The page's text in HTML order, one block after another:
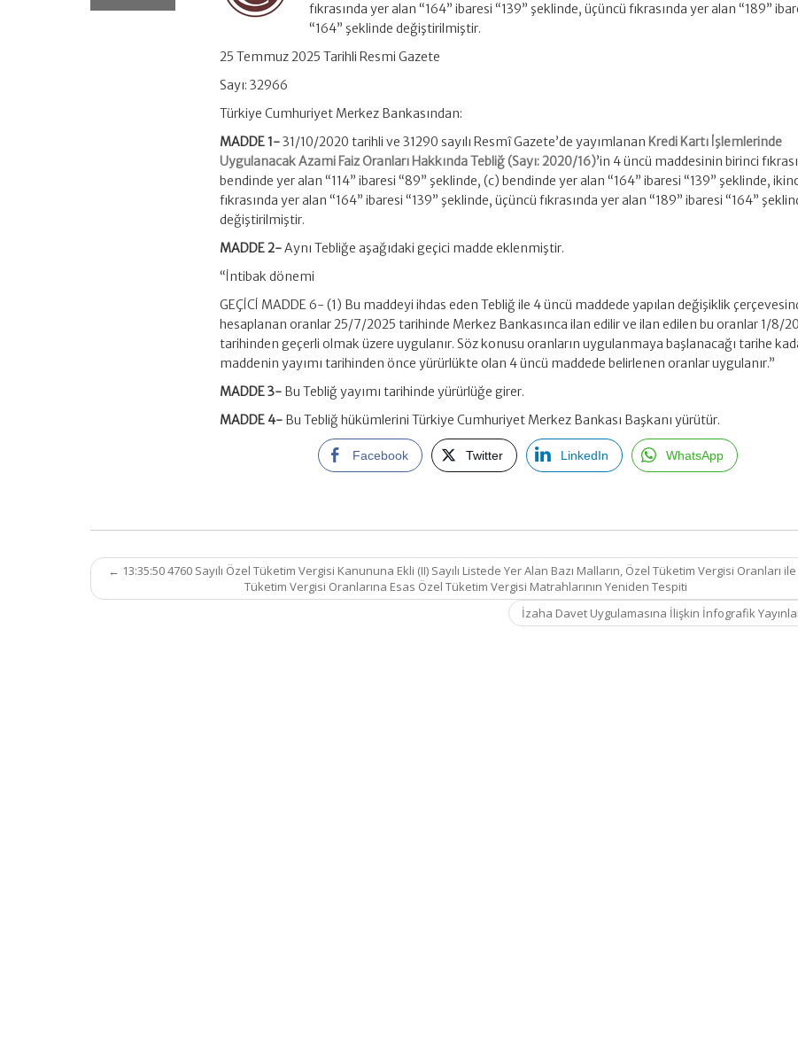
fıkrasında yer alan “164” ibaresi “139” şeklinde, üçüncü fıkrasında yer alan “189”
“164” şeklinde değiştirilmiştir.
25 Temmuz 2025 Tarihli Resmi Gazete
Sayı: 32966
Türkiye Cumhuriyet Merkez Bankasından:
MADDE 1-31/10/2020 tarihli ve 31290 sayılı Resmî Gazete’de yayımlanan Kredi Kartı İşlemlerinde
Uygulanacak Azami Faiz Oranları Hakkında Tebliğ (Sayı: 2020/16)’in 4 üncü maddesinin birinci
bendinde yer alan “114” ibaresi “89” şeklinde, (c) bendinde yer alan “164” ibaresi “139” şeklinde,
fıkrasında yer alan “164” ibaresi “139” şeklinde, üçüncü fıkrasında yer alan “189” ibaresi “164”
değiştirilmiştir.
MADDE 2-Aynı Tebliğe aşağıdaki geçici madde eklenmiştir.
“İntibak dönemi
GEÇİCİ MADDE 6- (1) Bu maddeyi ihdas eden Tebliğ ile 4 üncü maddede yapılan değişiklik
hesaplanan oranlar 25/7/2025 tarihinde Merkez Bankasınca ilan edilir ve ilan edilen bu oranlar 1/8/
tarihinden geçerli olmak üzere uygulanır. Söz konusu oranların uygulanmaya başlanacağı tarihe
maddenin yayımı tarihinden önce yürürlükte olan 4 üncü maddede belirlenen oranlar uygulanır.”
MADDE 3- Bu Tebliğ yayımı tarihinde yürürlüğe girer.
MADDE 4- Bu Tebliğ hükümlerini Türkiye Cumhuriyet Merkez Bankası Başkanı yürütür.
Facebook Twitter LinkedIn WhatsApp
Post
navigation
← 13:35:50 4760 Sayılı Özel Tüketim Vergisi Kanununa Ekli (II) Sayılı Listede Yer Alan Bazı Malların, Özel Tüketim Vergisi Oranları
Tüketim Vergisi Oranlarına Esas Özel Tüketim Vergisi Matrahlarının Yeniden Tespiti
İzaha Davet Uygulamasına İlişkin İnfografik